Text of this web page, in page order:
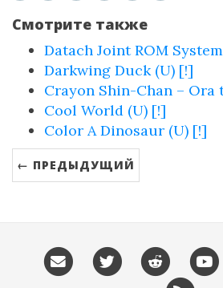
Смотрите также
Datach Joint ROM System
Darkwing Duck (U) [!]
Crayon Shin-Chan – Ora
Cool World (U) [!]
Color A Dinosaur (U) [!]
← ПРЕДЫДУЩИЙ